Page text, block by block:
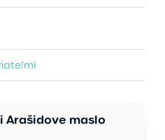
Arašidove maslo